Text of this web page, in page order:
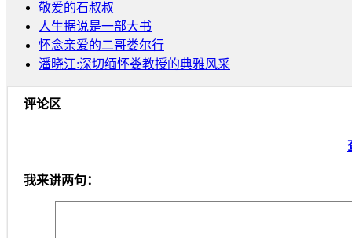
敬爱的石叔叔
人生据说是一部大书
怀念亲爱的二哥娄尔行
潘晓江:深切缅怀娄教授的典雅风采
评论区
我来讲两句：